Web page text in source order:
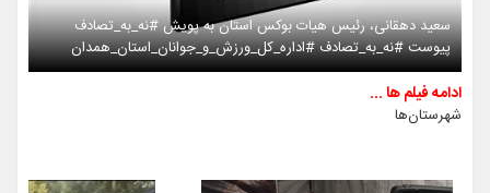
سعید دهقانی، رئیس هیات بوکس استان به پویش #نه_به_تصادف
پیوست #نه_به_تصادف #اداره_کل_ورزش_و_جوانان_استان_همدان
ادامه فیلم ها ...
شهرستان‌ها